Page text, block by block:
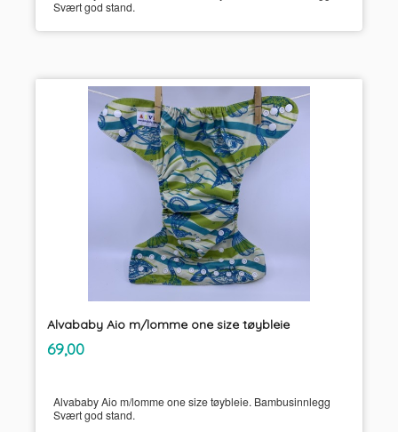
Svært god stand.
Alvababy Aio m/lomme one size tøybleie
Pris
69,00mva.
Alvababy Aio m/lomme one size tøybleie. Bambusinnlegg
Svært god stand.